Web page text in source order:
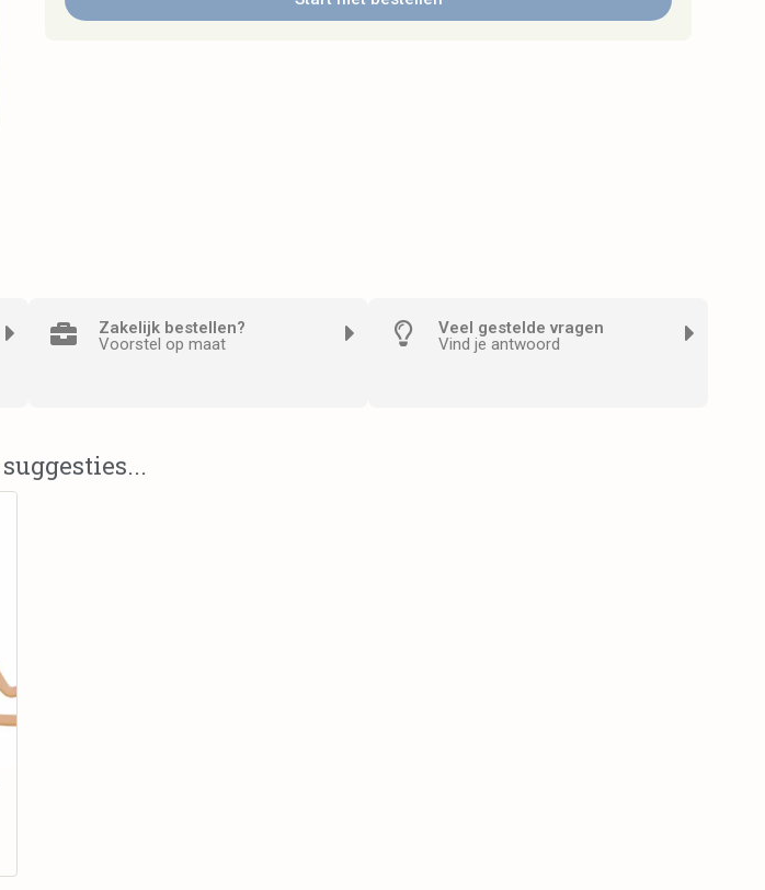
Zakelijk bestellen?
Voorstel op maat
Veel gestelde vragen
Vind je antwoord